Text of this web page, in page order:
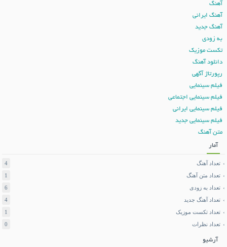
آهنگ
آهنگ ایرانی
آهنگ جدید
به زودی
تکست موزیک
دانلود آهنگ
رپورتاژ آگهی
فیلم سینمایی
فیلم سینمایی اجتماعی
فیلم سینمایی ایرانی
فیلم سینمایی جدید
متن آهنگ
آمار
تعداد آهنگ
4
تعداد متن آهنگ
1
تعداد به زودی
6
تعداد آهنگ جدید
4
تعداد تکست موزیک
1
تعداد نظرات
0
آرشیو